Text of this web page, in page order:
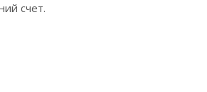
счет.